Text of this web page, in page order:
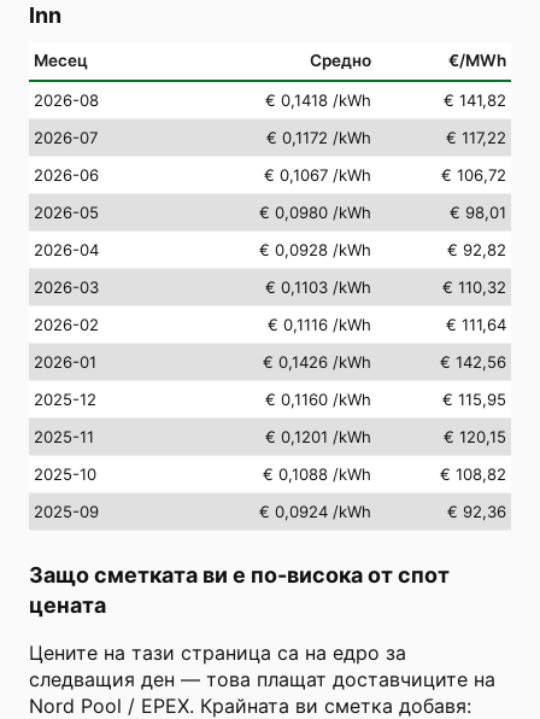
Inn
Месец Средно €/MWh
2026-08 € 0,1418 /kWh
€ 141,82
2026-07
€ 0,1172 /kWh
€ 117,22
2026-06
€ 0,1067 /kWh
€ 106,72
2026-05
€ 0,0980 /kWh
€ 98,01
2026-04
€ 0,0928 /kWh
€ 92,82
2026-03
€ 0,1103 /kWh
€ 110,32
2026-02
€ 0,1116 /kWh
€ 111,64
2026-01
€ 0,1426 /kWh
€ 142,56
2025-12
€ 0,1160 /kWh
€ 115,95
2025-11
€ 0,1201 /kWh
€ 120,15
2025-10
€ 0,1088 /kWh
€ 108,82
2025-09
€ 0,0924 /kWh € 92,36
Защо сметката ви е по-висока от спот
цената
Цените на тази страница са на едро за
следващия ден — това плащат доставчиците на
Nord Pool / EPEX. Крайната ви сметка добавя: